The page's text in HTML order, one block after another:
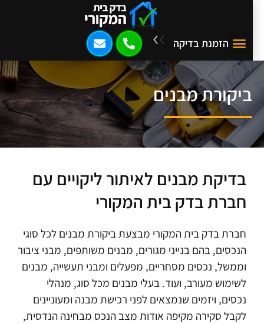
הזמנת בדיקה
ביקורת מבנים
בדיקת מבנים לאיתור ליקויים עם
חברת בדק בית המקורי
חברת בדק בית המקורי מבצעת ביקורת מבנים לכל סוגי
הנכסים, בהם בנייני מגורים, מבנים משותפים, מבני ציבור
וממשל, נכסים מסחריים, מפעלים ומבני תעשייה, מבנים
לשימוש מעורב, ועוד. בעלי מבנים מכל סוג, מנהלי
נכסים, ויזמים שנמצאים לפני רכישת מבנה ומעוניינים
לקבל סקירה מקיפה אודות מצב הנכס מבחינה הנדסית,